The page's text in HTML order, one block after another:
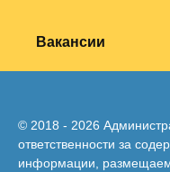
Вакансии
© 2018 - 2026
ответственности за
информации,